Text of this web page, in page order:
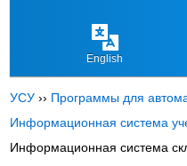
English
УСУ ›› Программы для
Информационная система
Информационная система